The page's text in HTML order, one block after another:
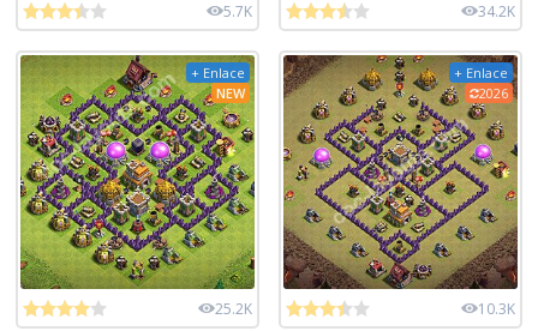
5.7K 34.2K
+ Enlace
NEW
25.2K
+ Enlace
2026
10.3K